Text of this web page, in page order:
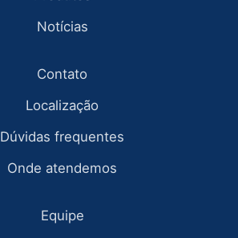
Notícias
Contato
Localização
Dúvidas frequentes
Onde atendemos
Equipe